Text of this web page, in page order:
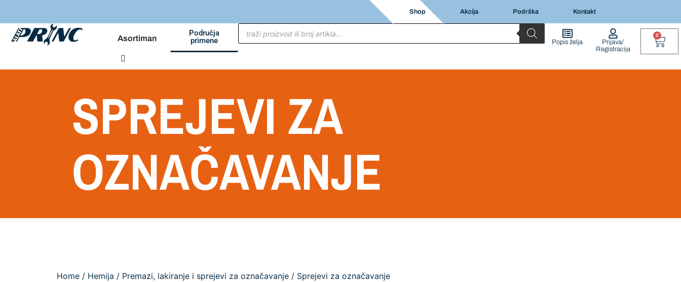
Shop Akcija Podrška Kontakt
Asortiman
Područja
primene
Popis želja
Prijava/
Registracija
0
SPREJEVI ZA
OZNAČAVANJE
Home / Hemija / Premazi, lakiranje i sprejevi za označavanje / Sprejevi za označavanje